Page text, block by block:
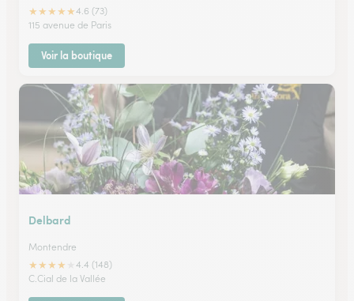
★★★★★4.6 (73)
115 avenue de Paris
Voir la boutique
Delbard
Montendre
★★★★
4.4 (148)
C.Cial de la Vallée